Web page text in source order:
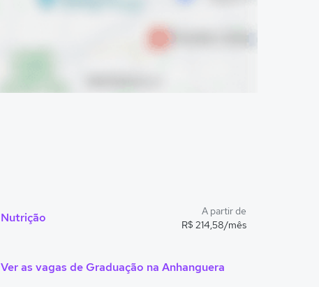
Nutrição
A partir de
R$ 214,58/mês
Ver as vagas de Graduação na Anhanguera